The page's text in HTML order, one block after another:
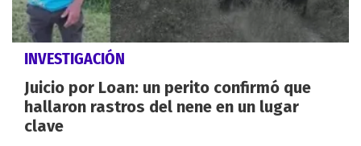
INVESTIGACIÓN
Juicio por Loan: un perito confirmó que
hallaron rastros del nene en un lugar
clave